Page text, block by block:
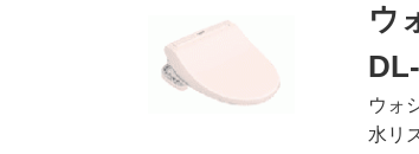
ウ
ウォ
水リ